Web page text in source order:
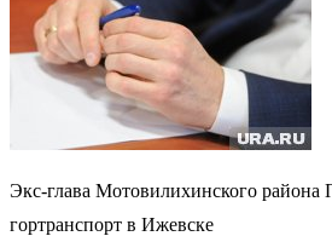
Экс-глава Мотовилихинского района
гортранспорт в Ижевске